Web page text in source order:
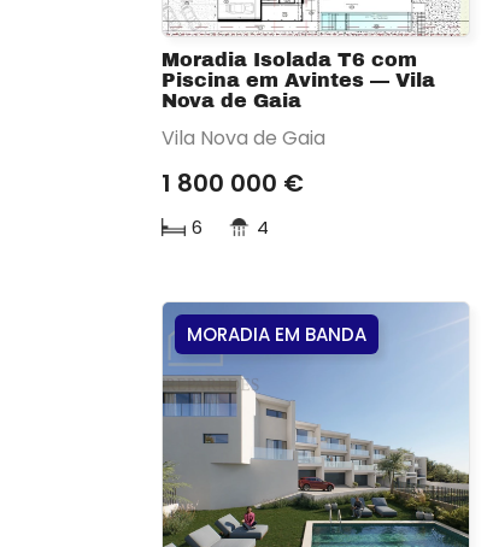
Moradia Isolada T6 com
Piscina em Avintes — Vila
Nova de Gaia
Vila Nova de Gaia
1 800 000 €
6 4
MORADIA EM BANDA